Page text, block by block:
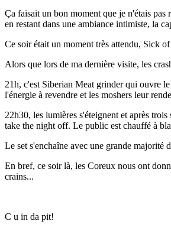
Ça faisait un bon moment que je n'étais pas
en restant dans une ambiance intimiste, la
Ce soir était un moment très attendu, Sick
Alors que lors de ma dernière visite, les
21h, c'est Siberian Meat grinder qui ouvre
l'énergie à revendre et les moshers leur
22h30, les lumières s'éteignent et après
take the night off. Le public est chauffé à
Le set s'enchaîne avec une grande majorité
En bref, ce soir là, les Coreux nous ont
crains...
C u in da pit!